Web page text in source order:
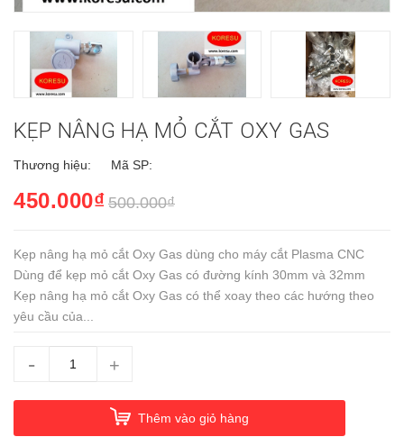
KẸP NÂNG HẠ MỎ CẮT OXY GAS
Thương hiệu: Mã SP:
450.000₫ 500.000₫
Kẹp nâng hạ mỏ cắt Oxy Gas dùng cho máy cắt Plasma CNC
Dùng để kẹp mỏ cắt Oxy Gas có đường kính 30mm và 32mm
Kẹp nâng hạ mỏ cắt Oxy Gas có thể xoay theo các hướng theo
yêu cầu của...
- +
Thêm vào giỏ hàng